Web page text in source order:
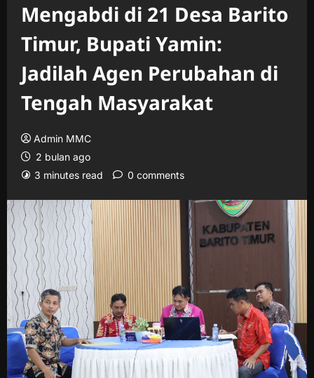
Mengabdi di 21 Desa Barito
Timur, Bupati Yamin:
Jadilah Agen Perubahan di
Tengah Masyarakat
Admin MMC
2 bulan ago
3 minutes read
0 comments